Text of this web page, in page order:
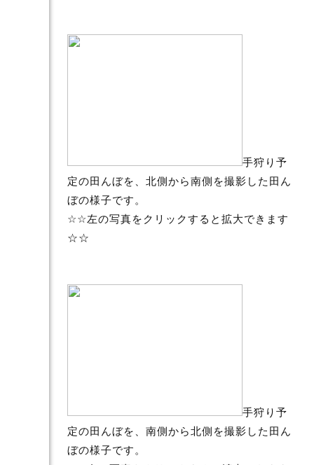
手狩り予
定の田んぼを、北側から南側を撮影した田ん
ぼの様子です。
☆☆左の写真をクリックすると拡大できます
☆☆
手狩り予
定の田んぼを、南側から北側を撮影した田ん
ぼの様子です。